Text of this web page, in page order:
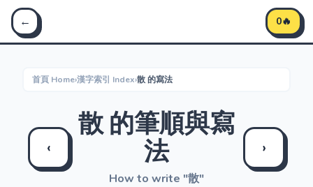
Stroke Master 筆順大師 - 學習中文筆順
←
0🔥
首頁 Home›漢字索引 Index›散 的寫法
‹
散 的筆順與寫
法
How to write "散"
›